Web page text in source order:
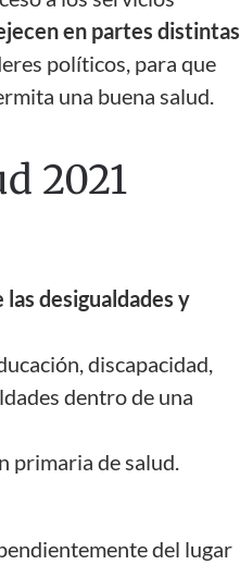
en partes distintas
políticos, para que
una buena salud.
2021
las desigualdades y
discapacidad,
dentro de una
primaria de salud.
del lugar